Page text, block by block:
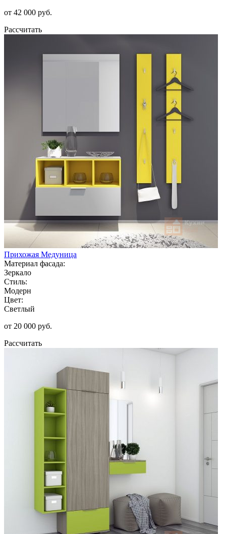
от 42 000 руб.
Рассчитать
Прихожая Медуница
Материал фасада:
Зеркало
Стиль:
Модерн
Цвет:
Светлый
от 20 000 руб.
Рассчитать